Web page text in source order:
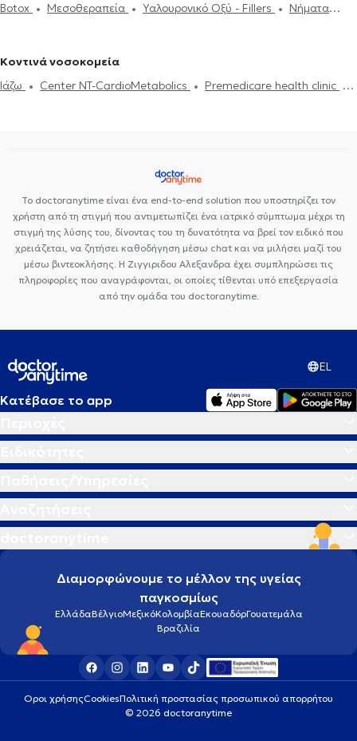
Οφθαλμίατροι στο Σύνταγμα
Οφθαλμίατροι στο Ίλιον
υγείας για εργασία
Botox Μεσοθεραπεία
Υαλουρονικό Οξύ -
Botox
Μεσοθεραπεία Υαλουρονικό Οξύ - Fillers
Νήματα
Laser μυωπίας
Κοντινά νοσοκομεία
Ιάζω
Center NT-CardioMetabolics
Premedicare health clinic
Το doctoranytime είναι ένα end-to-end solution που υποστηρίζει τον
χρήστη από τη στιγμή που αντιμετωπίζει ένα ιατρικό σύμπτωμα μέχρι τη
στιγμή της λύσης του, δίνοντας του τη δυνατότητα να βρεί τον ειδικό που
χρειάζεται, να ζητήσει καθοδήγηση μέσω chat και να μιλήσει μαζί του
μέσω βιντεοκλήσης. Η Ζιγγιριδου Αλεξανδρα έχει συμπληρώσει τις
πληροφορίες που αναγράφονται, οι οποίες τίθενται υπό επεξεργασία
από την ομάδα του doctoranytime.
EL
Κατέβασε το app
Διαμορφώνουμε το μέλλον της υγείας
παγκοσμίως
ΕλλάδαΒέλγιοΜεξικόΚολομβίαΕκουαδόρΓουατεμάλα
Βραζιλία
Οροι χρήσηςCookiesΠολιτική προστασίας προσωπικού απορρήτου
© 2026 doctoranytime